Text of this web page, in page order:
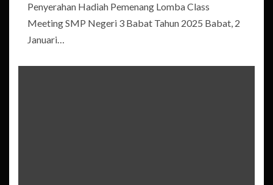
Penyerahan Hadiah Pemenang Lomba Class
Meeting SMP Negeri 3 Babat Tahun 2025 Babat, 2
Januari…